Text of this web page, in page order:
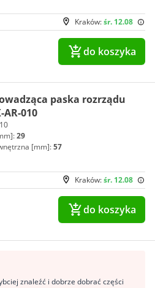
Kraków:śr. 12.08
do koszyka
paska rozrządu
AR-010
29
[mm]:57
Kraków:śr. 12.08
do koszyka
znaleźć i dobrze dobrać części